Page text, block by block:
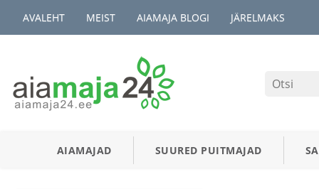
AVALEHT MEIST AIAMAJA BLOGI JÄRELMAKS
AIAMAJAD SUURED PUITMAJAD